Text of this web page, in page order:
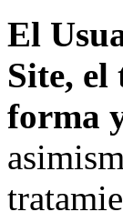
El
Site,
forma